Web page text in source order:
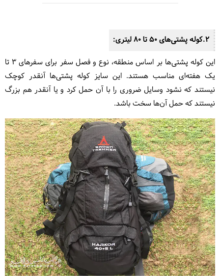
2.کوله پشتی‌های 50 تا 80 لیتری:
این کوله پشتی‌ها بر اساس منطقه، نوع و فصل سفر برای سفرهای 3 تا
یک هفته‌ای مناسب هستند. این سایز کوله پشتی‌ها آنقدر کوچک
نیستند که نشود وسایل ضروری را با آن حمل کرد و یا آنقدر هم بزرگ
نیستند که حمل آن‌ها سخت باشد.